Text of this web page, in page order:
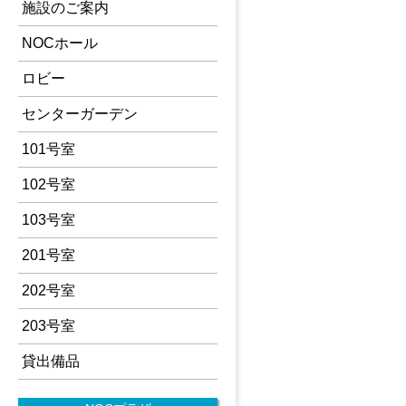
施設のご案内
NOCホール
ロビー
センターガーデン
101号室
102号室
103号室
201号室
202号室
203号室
貸出備品